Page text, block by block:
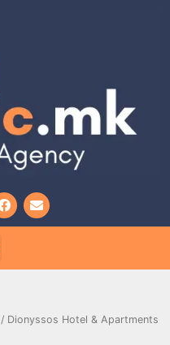
/ Dionyssos Hotel & Apartments